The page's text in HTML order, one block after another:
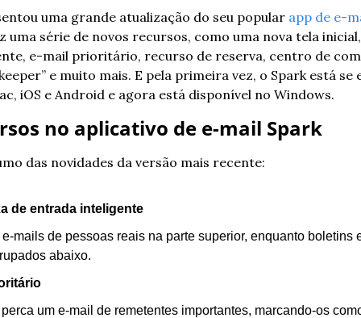
uma grande atualização do seu popular app de e-
série de novos recursos, como uma nova tela
e-mail prioritário, recurso de reserva, centro de
e muito mais. E pela primeira vez, o Spark está se
iOS e Android e agora está disponível no Windows.
no aplicativo de e-mail Spark
das novidades da versão mais recente:
de entrada inteligente
mails de pessoas reais na parte superior, enquanto boletins
abaixo.
um e-mail de remetentes importantes, marcando-os